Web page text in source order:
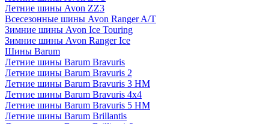
Летние шины Avon ZZ3
Всесезонные шины Avon Ranger A/T
Зимние шины Avon Ice Touring
Зимние шины Avon Ranger Ice
Шины Barum
Летние шины Barum Bravuris
Летние шины Barum Bravuris 2
Летние шины Barum Bravuris 3 HM
Летние шины Barum Bravuris 4х4
Летние шины Barum Bravuris 5 HM
Летние шины Barum Brillantis